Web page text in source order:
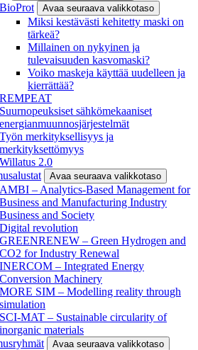
BioProt Avaa seuraava valikkotaso
Miksi kestävästi kehitetty maski on
tärkeä?
Millainen on nykyinen ja
tulevaisuuden kasvomaski?
Voiko maskeja käyttää uudelleen ja
kierrättää?
REMPEAT
Suurnopeuksiset sähkömekaaniset
energianmuunnosjärjestelmät
Työn merkityksellisyys ja
merkityksettömyys
Willatus 2.0
Avaa seuraava valikkotaso
AMBI – Analytics-Based Management for
Business and Manufacturing Industry
Business and Society
Digital revolution
GREENRENEW – Green Hydrogen and
CO2 for Industry Renewal
INERCOM – Integrated Energy
Conversion Machinery
MORE SIM – Modelling reality through
simulation
SCI-MAT – Sustainable circularity of
inorganic materials
Avaa seuraava valikkotaso